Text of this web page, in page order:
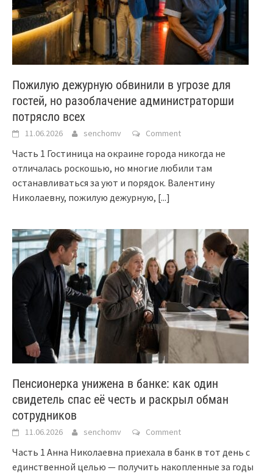
Пожилую дежурную обвинили в угрозе для
гостей, но разоблачение администраторши
потрясло всех
11.06.2026 senchomv Comment
Часть 1 Гостиница на окраине города никогда не
отличалась роскошью, но многие любили там
останавливаться за уют и порядок. Валентину
Николаевну, пожилую дежурную, [...]
Пенсионерка унижена в банке: как один
свидетель спас её честь и раскрыл обман
сотрудников
11.06.2026 senchomv Comment
Часть 1 Анна Николаевна приехала в банк в тот день с
единственной целью — получить накопленные за годы